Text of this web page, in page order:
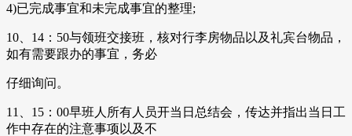
4)已完成事宜和未完成事宜的整理;
10、14：50与领班交接班，核对行李房物品以及礼宾台物品，
如有需要跟办的事宜，务必
仔细询问。
11、15：00早班人所有人员开当日总结会，传达并指出当日工
作中存在的注意事项以及不